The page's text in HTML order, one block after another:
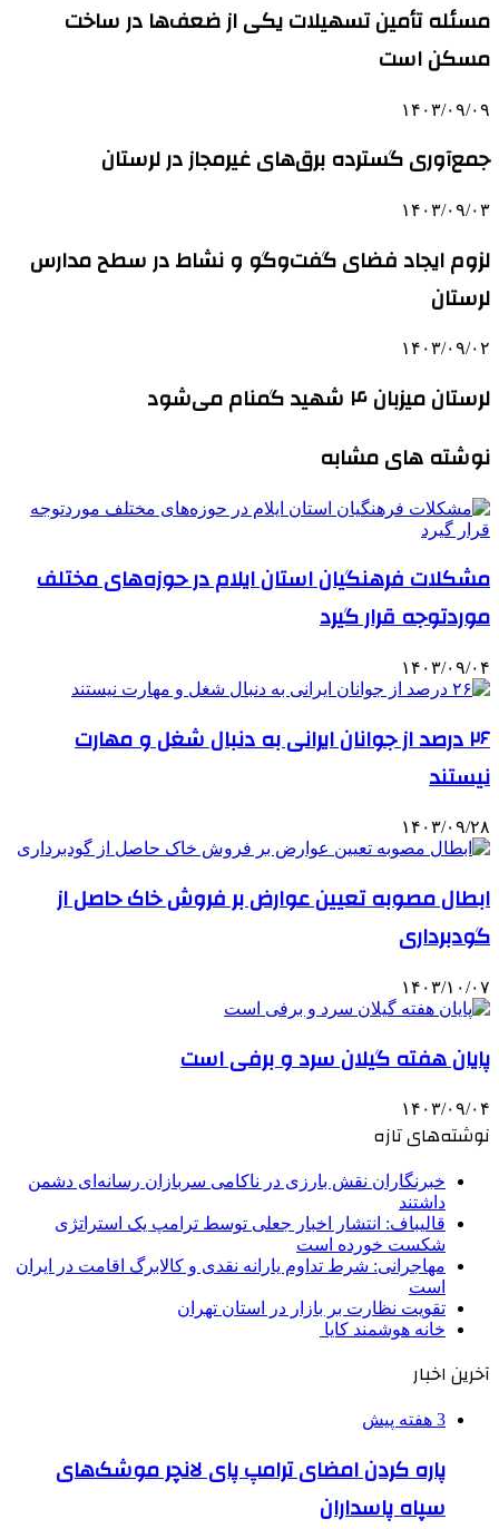
مسئله تأمین تسهیلات یکی از ضعف‌ها در ساخت
مسکن است
۱۴۰۳/۰۹/۰۹
جمع‌آوری گسترده برق‌های غیرمجاز در لرستان
۱۴۰۳/۰۹/۰۳
لزوم ایجاد فضای گفت‌وگو و نشاط در سطح مدارس
لرستان
۱۴۰۳/۰۹/۰۲
لرستان میزبان ۴ شهید گمنام می‌شود
نوشته های مشابه
مشکلات فرهنگیان استان ایلام در حوزه‌های مختلف
موردتوجه قرار گیرد
۱۴۰۳/۰۹/۰۴
۲۶ درصد از جوانان ایرانی به دنبال شغل و مهارت
نیستند
۱۴۰۳/۰۹/۲۸
ابطال مصوبه تعیین عوارض بر فروش خاک حاصل از
گودبرداری
۱۴۰۳/۱۰/۰۷
پایان هفته گیلان سرد و برفی است
۱۴۰۳/۰۹/۰۴
نوشته‌های تازه
خبرنگاران نقش بارزی در ناکامی سربازان رسانه‌ای دشمن
داشتند
قالیباف: انتشار اخبار جعلی توسط ترامپ یک استراتژی
شکست خورده است
مهاجرانی: شرط تداوم یارانه نقدی و کالابرگ اقامت در ایران
است
تقویت نظارت بر بازار در استان تهران
خانه هوشمند کایا
آخرین اخبار
3 هفته پیش
پاره کردن امضای ترامپ پای لانچر موشک‌های
سپاه پاسداران